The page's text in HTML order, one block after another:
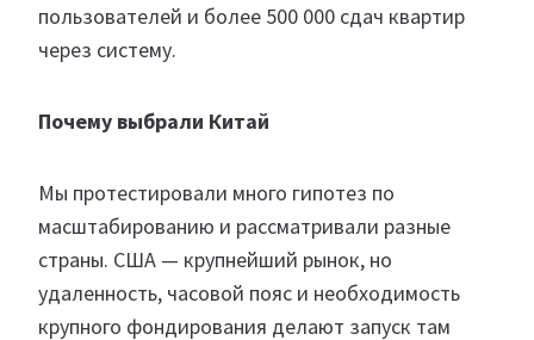
пользователей и более 500 000 сдач квартир
через систему.
Почему выбрали Китай
Мы протестировали много гипотез по
масштабированию и рассматривали разные
страны. США — крупнейший рынок, но
удаленность, часовой пояс и необходимость
крупного фондирования делают запуск там